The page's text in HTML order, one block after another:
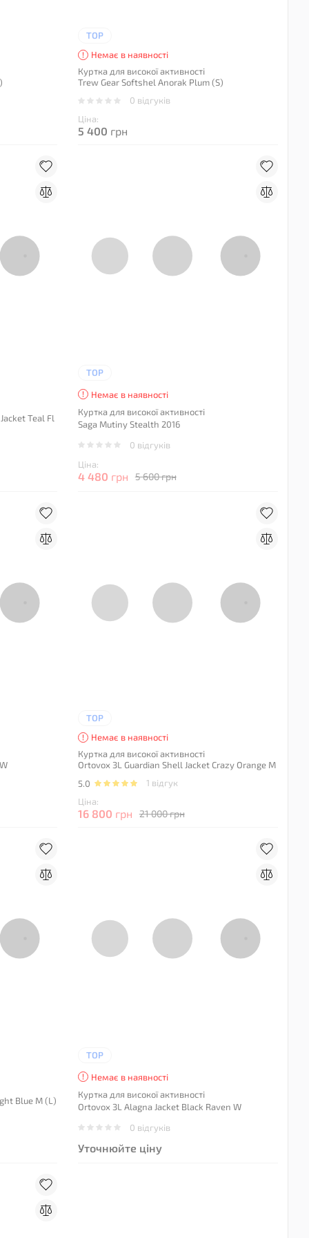
TOP
Немає в наявності
Куртка для високої активності
Trew Gear Softshel Anorak Plum (S)
0 відгуків
Ціна:
5 400 грн
Teal Fl
TOP
Немає в наявності
Куртка для високої активності
Saga Mutiny Stealth 2016
0 відгуків
Ціна:
4 480 грн 5 600 грн
TOP
Немає в наявності
Куртка для високої активності
Ortovox 3L Guardian Shell Jacket Crazy Orange M
5.0
1 відгук
Ціна:
16 800 грн 21 000 грн
Blue M (L)
TOP
Немає в наявності
Куртка для високої активності
Ortovox 3L Alagna Jacket Black Raven W
0 відгуків
Уточнюйте ціну